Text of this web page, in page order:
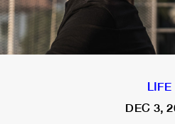
LIFE
DEC 3,